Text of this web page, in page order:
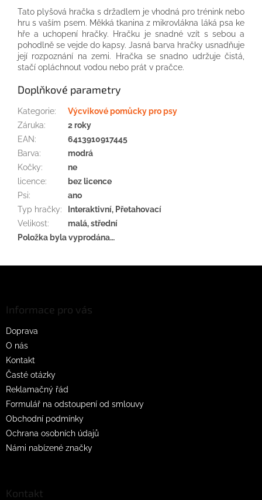
Tato plyšová hračka s držadlem je vhodná pro trénink nebo
hru s vaším psem. Měkká tkanina z mikrovlákna láká psa ke
hře a uchopení hračky. Hračku je snadné vzít s sebou a
pohodlně se vejde do kapsy. Jasná barva hračky usnadňuje
její rozpoznání na zemi. Hračka se snadno udržuje čistá,
stačí opláchnout vodou nebo prát v pračce.
Doplňkové parametry
Kategorie:
Výcvikové pomůcky pro psy
Záruka:
2 roky
EAN:
6413910917445
Barva:
modrá
Kočky:
ne
licence:
bez licence
Psi:
ano
Typ hračky:
Interaktivní, Přetahovací
Velikost:
malá, střední
Položka byla vyprodána…
Informace pro vás
Doprava
O nás
Kontakt
Časté otázky
Reklamačný řád
Formulář na odstoupení od smlouvy
Obchodní podmínky
Ochrana osobních údajů
Námi nabízené značky
Kontakt